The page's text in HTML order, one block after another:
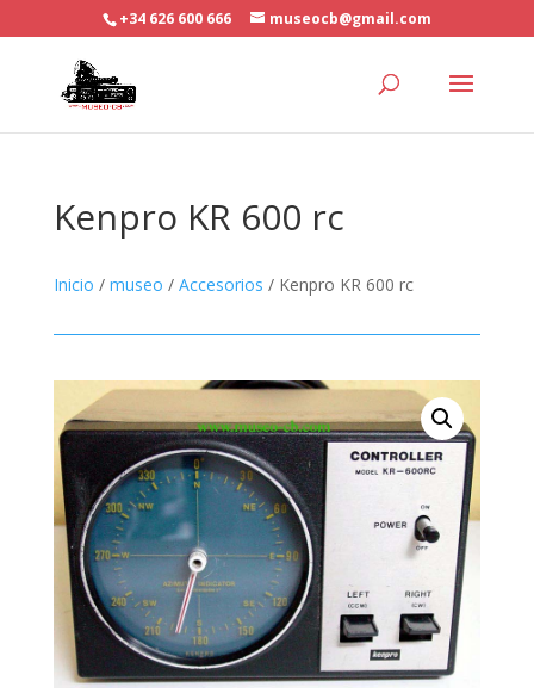
+34 626 600 666 museocb@gmail.com
Kenpro KR 600 rc
Inicio / museo / Accesorios / Kenpro KR 600 rc